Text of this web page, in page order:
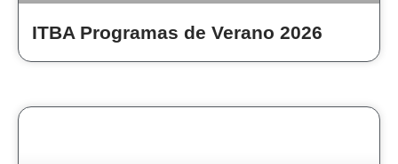
ITBA Programas de Verano 2026